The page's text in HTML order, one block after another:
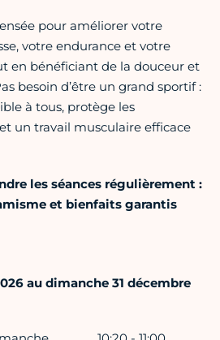
pour améliorer votre
votre endurance et votre
en bénéficiant de la douceur et
besoin d’être un grand sportif :
à tous, protège les
un travail musculaire efficace
les séances régulièrement :
et bienfaits garantis
au dimanche 31 décembre